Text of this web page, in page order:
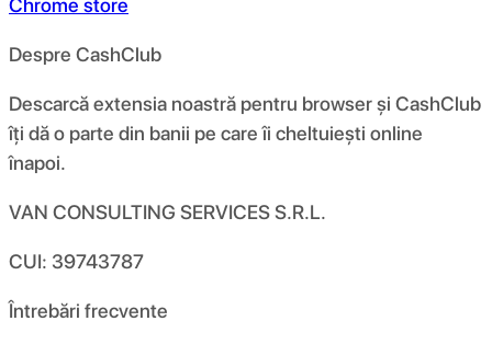
Chrome store
Despre CashClub
Descarcă extensia noastră pentru browser și CashClub
îți dă o parte din banii pe care îi cheltuiești online
înapoi.
VAN CONSULTING SERVICES S.R.L.
CUI: 39743787
Întrebări frecvente